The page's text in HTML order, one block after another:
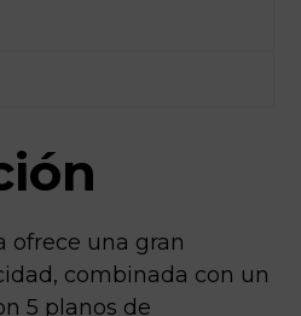
ofrece una gran
combinada con un
5 planos de